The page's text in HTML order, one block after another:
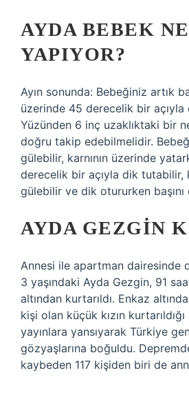
AYDA BEBEK NE
YAPIYOR?
Ayın sonunda: Bebeğiniz artık
üzerinde 45 derecelik bir
Yüzünden 6 inç uzaklıktaki bir
doğru takip edebilmelidir.
gülebilir, karnının üzerinde
derecelik bir açıyla dik tutabilir,
gülebilir ve dik otururken
AYDA GEZGIN
Annesi ile apartman dairesinde
3 yaşındaki Ayda Gezgin, 91
altından kurtarıldı. Enkaz
kişi olan küçük kızın kurtarıldığı
yayınlara yansıyarak Türkiye
gözyaşlarına boğuldu.
kaybeden 117 kişiden biri de